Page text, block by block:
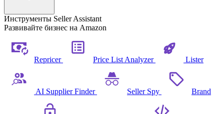
Инструменты Seller Assistant
Развивайте бизнес на Amazon
Repricer Price List Analyzer Lister
AI Supplier Finder Seller Spy Brand